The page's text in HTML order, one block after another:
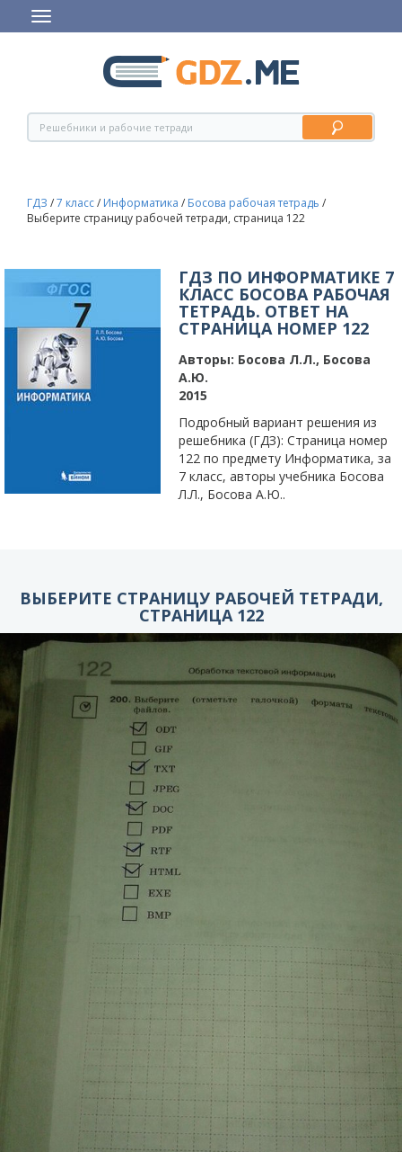
ГДЗ /7 класс/ Информатика / Босова рабочая тетрадь /
Выберите страницу рабочей тетради, страница 122
ГДЗ ПО ИНФОРМАТИКЕ 7
КЛАСС БОСОВА РАБОЧАЯ
ТЕТРАДЬ. ОТВЕТ НА
СТРАНИЦА НОМЕР 122
Авторы: Босова Л.Л., Босова
А.Ю.
2015
Подробный вариант решения из
решебника (ГДЗ): Страница номер
122 по предмету Информатика, за
7 класс, авторы учебника Босова
Л.Л., Босова А.Ю..
ВЫБЕРИТЕ СТРАНИЦУ РАБОЧЕЙ ТЕТРАДИ,
СТРАНИЦА 122